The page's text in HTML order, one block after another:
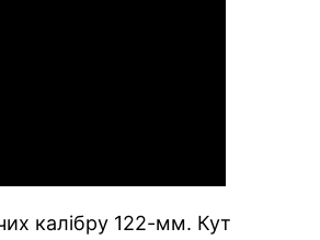
калібру 122-мм. Кут